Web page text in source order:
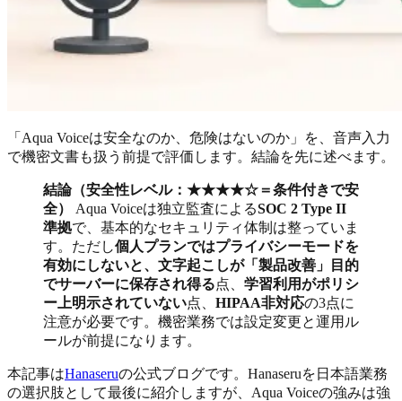
「Aqua Voiceは安全なのか、危険はないのか」を、音声入力
で機密文書も扱う前提で評価します。結論を先に述べます。
結論（安全性レベル：★★★★☆＝条件付きで安
全）
Aqua Voiceは独立監査によるSOC 2 Type II
準拠で、基本的なセキュリティ体制は整っていま
す。ただし個人プランではプライバシーモードを
有効にしないと、文字起こしが「製品改善」目的
でサーバーに保存され得る点、 学習利用がポリシ
ー上明示されていない点、 HIPAA非対応の3点に
注意が必要です。機密業務では設定変更と運用ル
ールが前提になります。
本記事はHanaseruの公式ブログです。Hanaseruを日本語業務
の選択肢として最後に紹介しますが、Aqua Voiceの強みは強